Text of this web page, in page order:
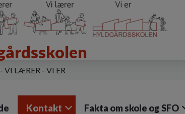
VI LÆRER - VI ER
Kontakt Fakta om skole og SFO